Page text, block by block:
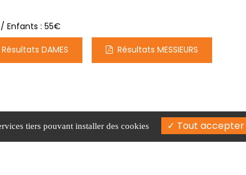
Enfants : 55€
Résultats DAMES Résultats MESSIEURS
Buzet-sur-Tarn 05 61 84 20 50
tiers pouvant installer des cookies Tout accepter